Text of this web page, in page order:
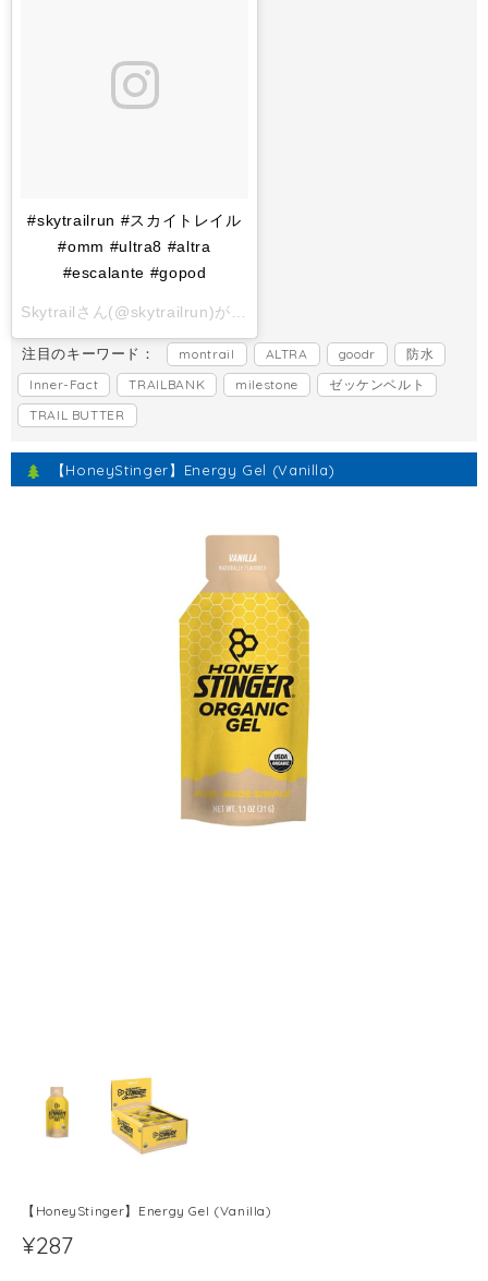
#skytrailrun #スカイトレイル
#omm #ultra8 #altra
#escalante #gopod
Skytrailさん(@skytrailrun)がシェアした投稿 -
注目のキーワード： montrail ALTRA goodr
防水
Inner-Fact
TRAILBANK milestone
ゼッケンベルト
TRAIL BUTTER
【HoneyStinger】Energy Gel (Vanilla)
【HoneyStinger】Energy Gel (Vanilla)
¥287